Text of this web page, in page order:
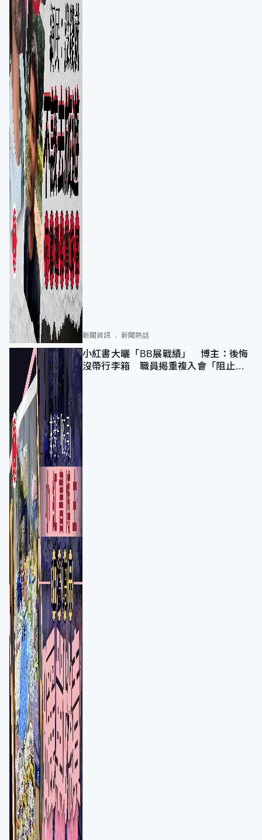
新聞資訊 新聞熱話
小紅書大曬「BB展戰績」 博主：後悔
沒帶行李箱 職員揭重複入會「阻止唔